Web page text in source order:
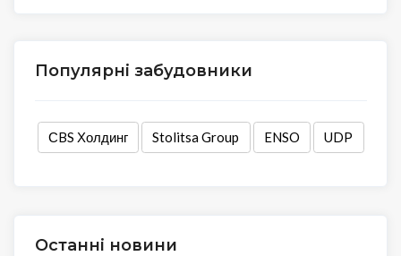
Популярні забудовники
СBS Холдинг Stolitsa Group ENSO UDP
Останні новини